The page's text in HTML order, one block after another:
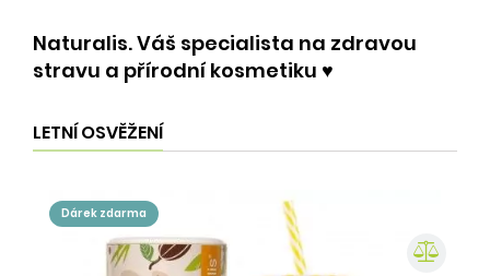
Naturalis. Váš specialista na zdravou
stravu a přírodní kosmetiku ♥️
LETNÍ OSVĚŽENÍ
dárek zdarma